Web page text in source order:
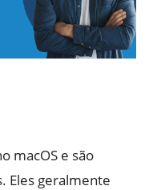
macOS e são
Eles geralmente